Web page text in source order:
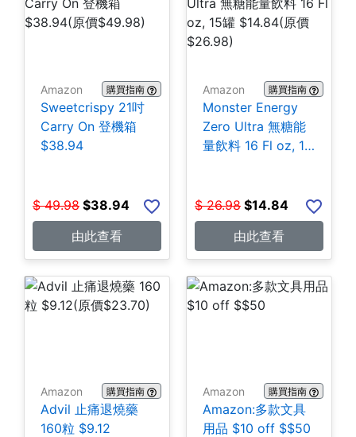
Amazon 購買指南
Sweetcrispy 21吋
Carry On 登機箱
$38.94
$ 49.98 $38.94
由此查看
Amazon 購買指南
Monster Energy
Zero Ultra 無糖能
量飲料 16 Fl oz, 15
$ 26.98 $14.84
由此查看
Amazon 購買指南
Advil 止痛退燒藥
160粒 $9.12
Amazon 購買指南
Amazon:多款文具
用品 $10 off $$50